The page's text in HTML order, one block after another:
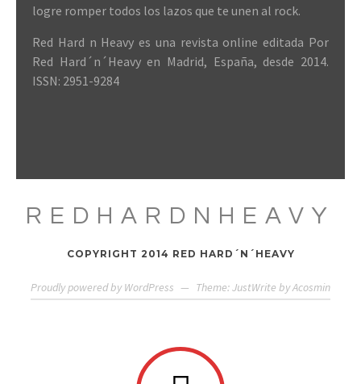
logre romper todos los lazos que te unen al rock.
Red Hard n Heavy es una revista online editada Por
Red Hard´n´Heavy en Madrid, España, desde 2014.
ISSN: 2951-9284
REDHARDNHEAVY
COPYRIGHT 2014 RED HARD´N´HEAVY
Proudly powered by WordPress — Theme: JustWrite byAcosmin